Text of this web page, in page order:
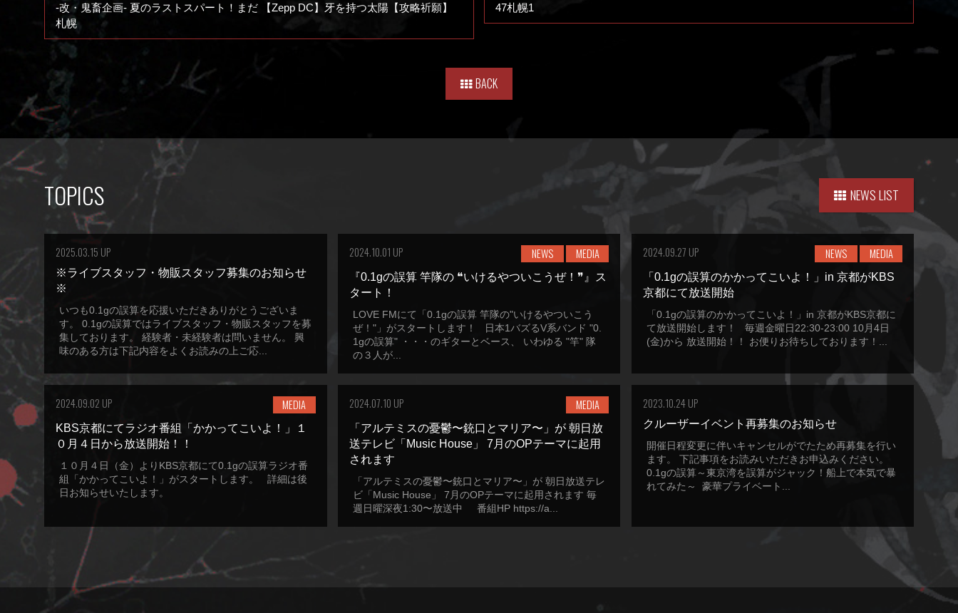
-改・鬼畜企画- 夏のラストスパート！まだ 【Zepp DC】牙を持つ太陽【攻略祈願】
札幌
47札幌1
BACK
TOPICS NEWS LIST
2025.03.15 UP
※ライブスタッフ・物販スタッフ募集のお知らせ
※
いつも0.1gの誤算を応援いただきありがとうございま
す。 0.1gの誤算ではライブスタッフ・物販スタッフを募
集しております。 経験者・未経験者は問いません。 興
味のある方は下記内容をよくお読みの上ご応...
2024.10.01 UP NEWS MEDIA
『0.1gの誤算 竿隊の ❝いけるやついこうぜ！❞』ス
タート！
LOVE FMにて「0.1gの誤算 竿隊の"いけるやついこう
ぜ！"」がスタートします！ 日本1バズるV系バンド "0.
1gの誤算" ・・・のギターとベース、 いわゆる "竿" 隊
の３人が...
2024.09.27 UP NEWS MEDIA
「0.1gの誤算のかかってこいよ！」in 京都がKBS
京都にて放送開始
「0.1gの誤算のかかってこいよ！」in 京都がKBS京都に
て放送開始します！ 毎週金曜日22:30-23:00 10月4日
(金)から 放送開始！！ お便りお待ちしております！...
2024.09.02 UP MEDIA
KBS京都にてラジオ番組「かかってこいよ！」１
０月４日から放送開始！！
１０月４日（金）よりKBS京都にて0.1gの誤算ラジオ番
組「かかってこいよ！」がスタートします。 詳細は後
日お知らせいたします。
2024.07.10 UP MEDIA
「アルテミスの憂鬱〜銃口とマリア〜」が 朝日放
送テレビ「Music House」 7月のOPテーマに起用
されます
「アルテミスの憂鬱〜銃口とマリア〜」が 朝日放送テレ
ビ「Music House」 7月のOPテーマに起用されます 毎
週日曜深夜1:30〜放送中 番組HP https://a...
2023.10.24 UP
クルーザーイベント再募集のお知らせ
開催日程変更に伴いキャンセルがでたため再募集を行い
ます。 下記事項をお読みいただきお申込みください。
0.1gの誤算～東京湾を誤算がジャック！船上で本気で暴
れてみた～ 豪華プライベート...